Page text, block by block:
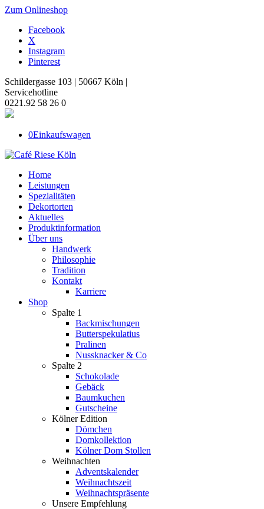
Zum Onlineshop
Facebook
X
Instagram
Pinterest
Schildergasse 103 | 50667 Köln |
Servicehotline
0221.92 58 26 0
0Einkaufswagen
Home
Leistungen
Spezialitäten
Dekortorten
Aktuelles
Produktinformation
Über uns
Handwerk
Philosophie
Tradition
Kontakt
Karriere
Shop
Spalte 1
Backmischungen
Butterspekulatius
Pralinen
Nussknacker & Co
Spalte 2
Schokolade
Gebäck
Baumkuchen
Gutscheine
Kölner Edition
Dömchen
Domkollektion
Kölner Dom Stollen
Weihnachten
Adventskalender
Weihnachtszeit
Weihnachtspräsente
Unsere Empfehlung